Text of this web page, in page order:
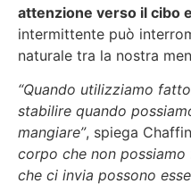
attenzione verso il cibo
intermittente può
naturale tra la nostra
“Quando utilizziamo
stabilire quando
mangiare”, spiega
corpo che non
che ci invia possono